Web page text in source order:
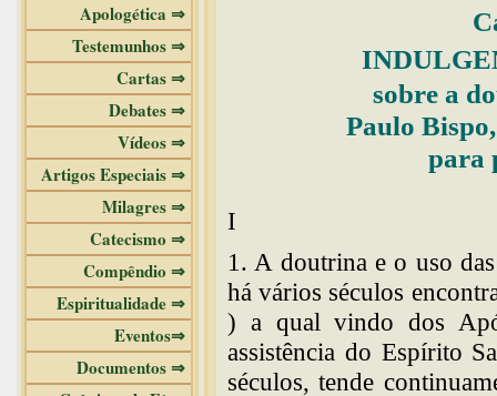
Apologética ⇒
Testemunhos ⇒
Cartas ⇒
Debates ⇒
Vídeos ⇒
Artigos Especiais ⇒
Milagres ⇒
Catecismo ⇒
Compêndio ⇒
Espiritualidade ⇒
Eventos⇒
Documentos ⇒
sobre a
Paulo
para
I
1. A doutrina e o uso
há vários séculos
) a qual vindo dos
assistência do Espírito
séculos, tende